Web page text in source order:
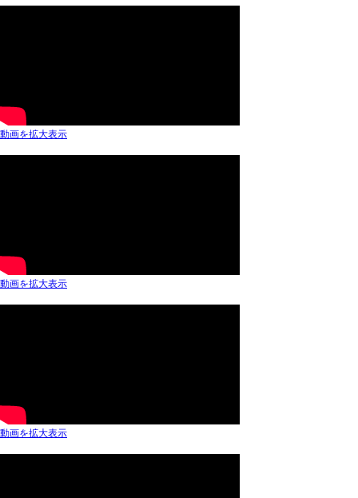
動画を拡大表示
動画を拡大表示
動画を拡大表示